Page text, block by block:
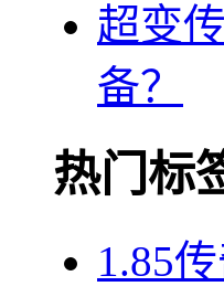
超变
备？
热门标
1.85